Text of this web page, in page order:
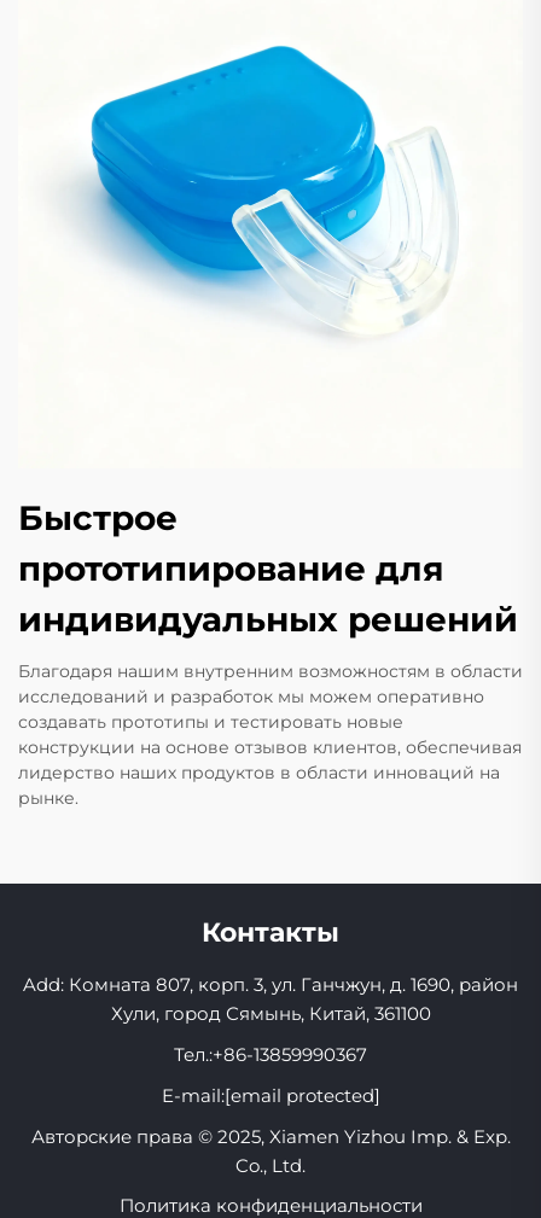
Быстрое
прототипирование для
индивидуальных решений
Благодаря нашим внутренним возможностям в области
исследований и разработок мы можем оперативно
создавать прототипы и тестировать новые
конструкции на основе отзывов клиентов, обеспечивая
лидерство наших продуктов в области инноваций на
рынке.
Контакты
Add: Комната 807, корп. 3, ул. Ганчжун, д. 1690, район
Хули, город Сямынь, Китай, 361100
Тел.:+86-13859990367
E-mail:[email protected]
Авторские права © 2025, Xiamen Yizhou Imp. & Exp.
Co., Ltd.
Политика конфиденциальности